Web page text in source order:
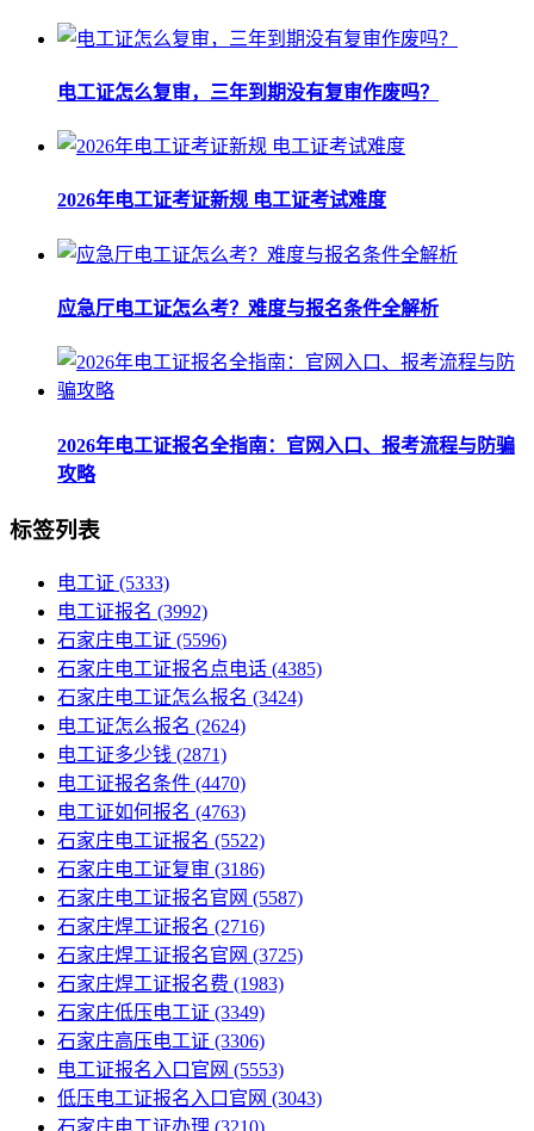
电工证怎么复审，三年到期没有复审作废吗？
2026年电工证考证新规 电工证考试难度
应急厅电工证怎么考？难度与报名条件全解析
2026年电工证报名全指南：官网入口、报考流程与防骗
攻略
标签列表
电工证 (5333)
电工证报名 (3992)
石家庄电工证 (5596)
石家庄电工证报名点电话 (4385)
石家庄电工证怎么报名 (3424)
电工证怎么报名 (2624)
电工证多少钱 (2871)
电工证报名条件 (4470)
电工证如何报名 (4763)
石家庄电工证报名 (5522)
石家庄电工证复审 (3186)
石家庄电工证报名官网 (5587)
石家庄焊工证报名 (2716)
石家庄焊工证报名官网 (3725)
石家庄焊工证报名费 (1983)
石家庄低压电工证 (3349)
石家庄高压电工证 (3306)
电工证报名入口官网 (5553)
低压电工证报名入口官网 (3043)
石家庄电工证办理 (3210)